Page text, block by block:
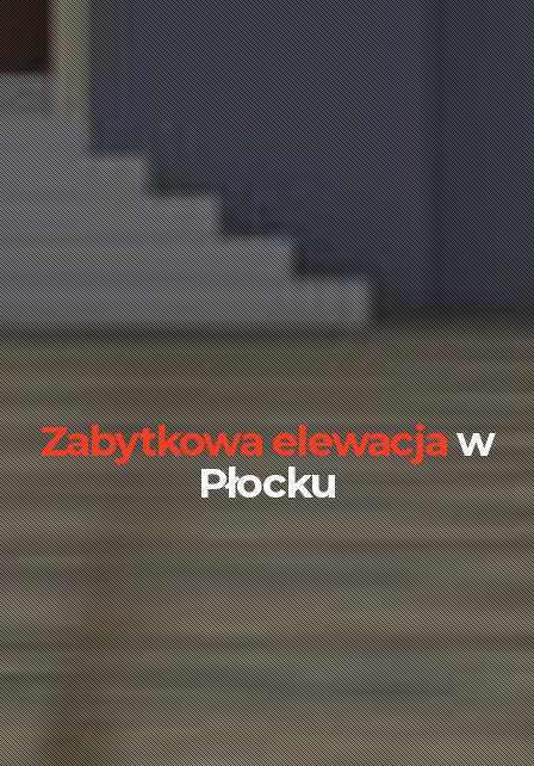
Zabytkowa elewacjaw
Płocku